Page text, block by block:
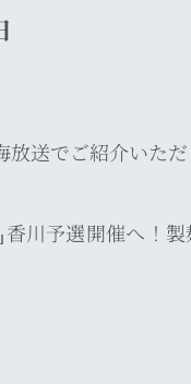
送でご紹介いただ
川予選開催へ！製